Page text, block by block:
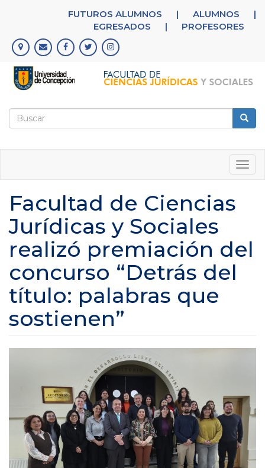
principal
FUTUROS ALUMNOS | ALUMNOS
|
EGRESADOS
| PROFESORES
Formulario
Facultad de Ciencias
Jurídicas y Sociales
realizó premiación del
concurso “Detrás del
título: palabras que
sostienen”